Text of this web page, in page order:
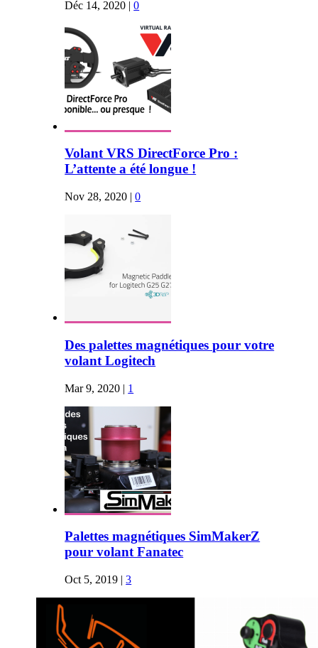
Déc 14, 2020 |0
Volant VRS DirectForce Pro :
L’attente a été longue !
Nov 28, 2020 |0
Des palettes magnétiques pour votre
volant Logitech
Mar 9, 2020 | 1
Palettes magnétiques SimMakerZ
pour volant Fanatec
Oct 5, 2019 |3